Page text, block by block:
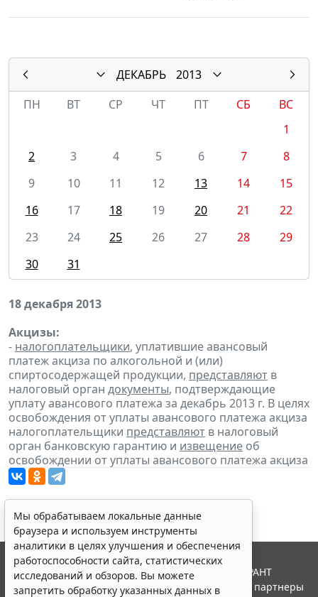
ДЕКАБРЬ
2013
ПН
ВТ СР ЧТ ПТ СБ
ВС
1
2
3 4 5 6 7
8
9
10 11 12 13 14
15
16
17 18 19 20 21
22
23
24 25 26 27 28
29
30
31
18 декабря 2013
Акцизы:
- налогоплательщики, уплатившие авансовый
платеж акциза по алкогольной и (или)
спиртосодержащей продукции, представляют в
налоговый орган документы, подтверждающие
уплату авансового платежа за декабрь 2013 г. В целях
освобождения от уплаты авансового платежа акциза
налогоплательщики представляют в налоговый
орган банковскую гарантию и извещение об
освобождении от уплаты авансового платежа акциза
Мы обрабатываем локальные данные
браузера и используем инструменты
аналитики в целях улучшения и обеспечения
работоспособности сайта, статистических
исследований и обзоров. Вы можете
запретить обработку указанных данных в
© ООО "НПП "ГАРАНТ-СЕРВИС", 2026. Система ГАРАНТ
выпускается с 1990 года. Компания "Гарант" и ее партнеры